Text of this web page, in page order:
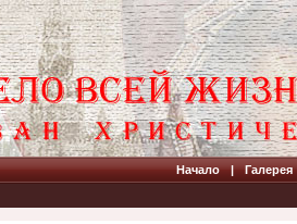
Начало|Галерея